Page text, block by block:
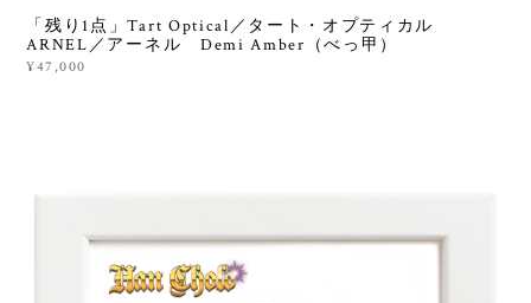
「残り1点」Tart Optical／タート・オプティカル
ARNEL／アーネル Demi Amber（べっ甲）
¥47,000